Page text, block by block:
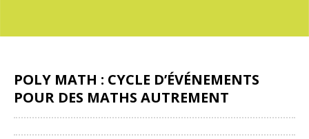
POLY MATH : CYCLE D’ÉVÉNEMENTS
POUR DES MATHS AUTREMENT